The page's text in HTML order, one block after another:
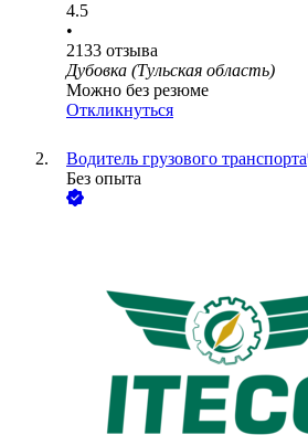
4.5
•
2133 отзыва
Дубовка (Тульская область)
Можно без резюме
Откликнуться
Водитель грузового транспорта
Без опыта